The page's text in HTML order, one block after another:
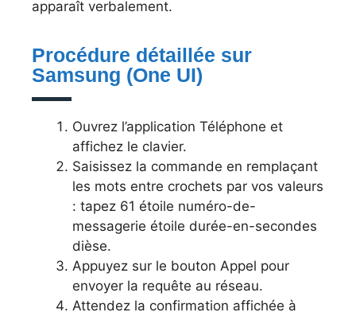
apparaît verbalement.
Procédure détaillée sur
Samsung (One UI)
Ouvrez l’application Téléphone et
affichez le clavier.
Saisissez la commande en remplaçant
les mots entre crochets par vos valeurs
: tapez 61 étoile numéro-de-
messagerie étoile durée-en-secondes
dièse.
Appuyez sur le bouton Appel pour
envoyer la requête au réseau.
Attendez la confirmation affichée à